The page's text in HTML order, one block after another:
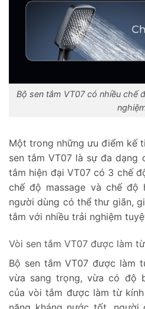
Bộ sen tắm VT07 có nhiều chế
Một trong những ưu điểm kế
sen tắm VT07 là sự đa dạng
tắm hiện đại VT07 có 3 chế
chế độ massage và chế độ
người dùng có thể thư giãn,
tắm với nhiều trải nghiệm
Vòi sen tắm VT07 được làm
Bộ sen tắm VT07 được làm
vừa sang trọng, vừa có độ
của vòi tắm được làm từ